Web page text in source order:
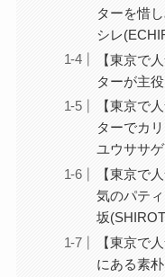
ターを惜
シレ
【東京で
ターが主
【東京で
ターでカ
ユウササ
【東京で
気のパテ
坂
【東京で
にある素